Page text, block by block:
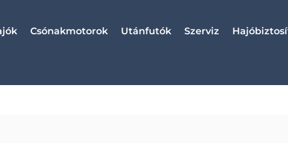
Csónakmotorok Utánfutók Szerviz